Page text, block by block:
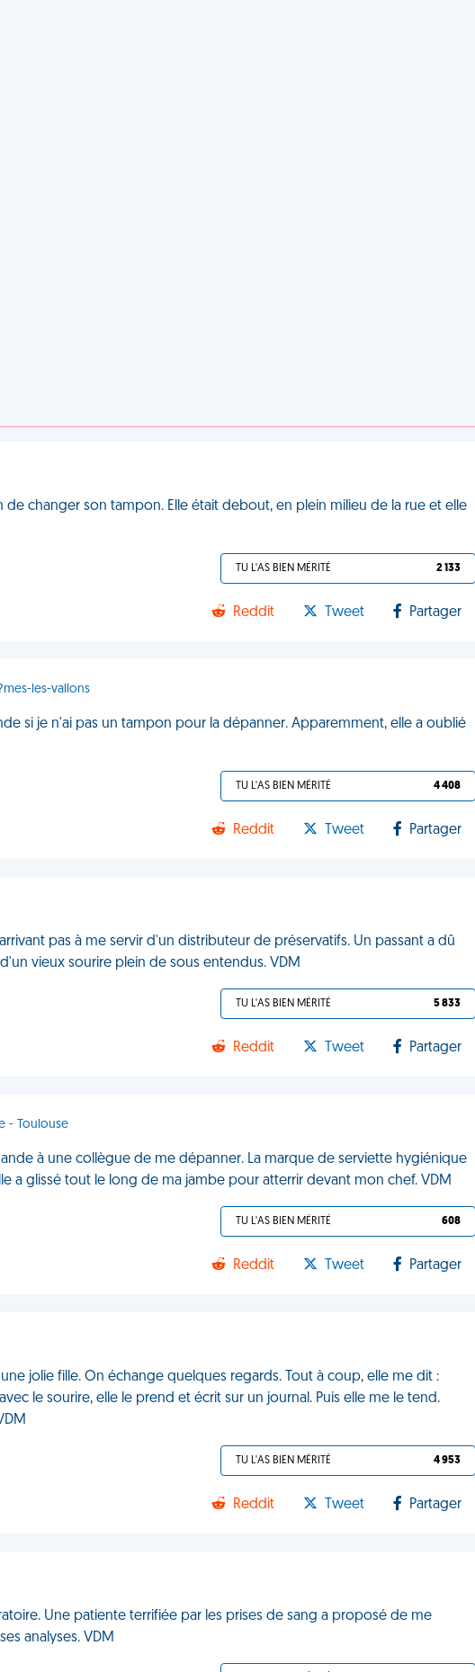
de changer son tampon. Elle était debout, en plein milieu de la rue et elle
TU L'AS BIEN MÉRITÉ 2 133
Reddit Tweet Partager
les-vallons
si je n'ai pas un tampon pour la dépanner. Apparemment, elle a oublié
TU L'AS BIEN MÉRITÉ 4 408
Reddit Tweet Partager
pas à me servir d'un distributeur de préservatifs. Un passant a dû
vieux sourire plein de sous entendus. VDM
TU L'AS BIEN MÉRITÉ 5 833
Reddit Tweet Partager
- Toulouse
à une collègue de me dépanner. La marque de serviette hygiénique
a glissé tout le long de ma jambe pour atterrir devant mon chef. VDM
TU L'AS BIEN MÉRITÉ 608
Reddit Tweet Partager
jolie fille. On échange quelques regards. Tout à coup, elle me dit :
le sourire, elle le prend et écrit sur un journal. Puis elle me le tend.
TU L'AS BIEN MÉRITÉ 4 953
Reddit Tweet Partager
Une patiente terrifiée par les prises de sang a proposé de me
analyses. VDM